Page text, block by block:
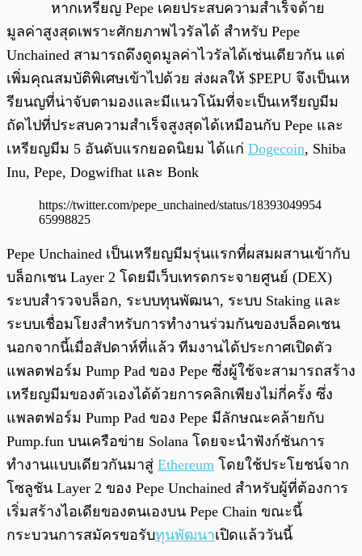
หากเหรียญ Pepe เคยประสบความสำเร็จด้าย
มูลค่าสูงสุดเพราะศักยภาพไวรัลได้ สำหรับ Pepe
Unchained สามารถดึงดูดมูลค่าไวรัลได้เช่นเดียวกัน แต่
เพิ่มคุณสมบัติพิเศษเข้าไปด้วย ส่งผลให้ $PEPU จึงเป็นเห
รียนญที่น่าจับตามองและมีแนวโน้มที่จะเป็นเหรียญมีม
ถัดไปที่ประสบความสำเร็จสูงสุดได้เหมือนกับ Pepe และ
เหรียญมีม 5 อันดับแรกยอดนิยม ได้แก่ Dogecoin, Shiba
Inu, Pepe, Dogwifhat และ Bonk
https://twitter.com/pepe_unchained/status/18393049954
65998825
Pepe Unchained เป็นเหรียญมีมรุ่นแรกที่ผสมผสานเข้ากับ
บล็อกเชน Layer 2 โดยมีเว็บเทรดกระจายศูนย์ (DEX)
ระบบสำรวจบล็อก, ระบบทุนพัฒนา, ระบบ Staking และ
ระบบเชื่อมโยงสำหรับการทำงานร่วมกันของบล็อคเชน
นอกจากนี้เมื่อสัปดาห์ที่แล้ว ทีมงานได้ประกาศเปิดตัว
แพลตฟอร์ม Pump Pad ของ Pepe ซึ่งผู้ใช้จะสามารถสร้าง
เหรียญมีมของตัวเองได้ด้วยการคลิกเพียงไม่กี่ครั้ง ซึ่ง
แพลตฟอร์ม Pump Pad ของ Pepe มีลักษณะคล้ายกับ
Pump.fun บนเครือข่าย Solana โดยจะนำฟังก์ชันการ
ทำงานแบบเดียวกันมาสู่ Ethereum โดยใช้ประโยชน์จาก
โซลูชัน Layer 2 ของ Pepe Unchained สำหรับผู้ที่ต้องการ
เริ่มสร้างไอเดียของตนเองบน Pepe Chain ขณะนี้
กระบวนการสมัครขอรับทุนพัฒนาเปิดแล้ววันนี้